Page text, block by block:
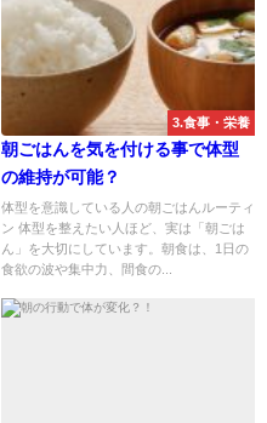
3.食事・栄養
朝ごはんを気を付ける事で体型
の維持が可能？
体型を意識している人の朝ごはんルーティ
ン 体型を整えたい人ほど、実は「朝ごは
ん」を大切にしています。朝食は、1日の
食欲の波や集中力、間食の...